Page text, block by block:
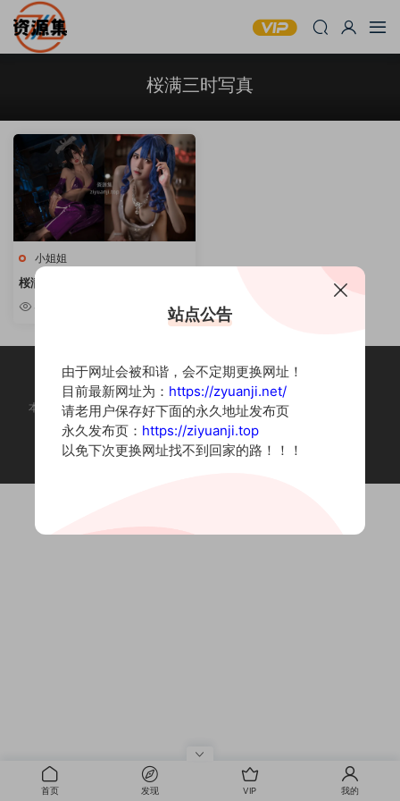
桜满三时写真
小姐姐
桜满三时 – 性感写真套图合集 [持
续更新]
本站为摄影写真图片网站，内容来自网络收集整理，仅作个人学习使用。
如有违法内容请联系删除
Copyright © 2022 资源集
首页 发现 VIP 我的
站点公告
由于网址会被和谐，会不定期更换网址！
目前最新网址为： https://zyuanji.net/
请老用户保存好下面的永久地址发布页
永久发布页： https://ziyuanji.top
以免下次更换网址找不到回家的路！！！